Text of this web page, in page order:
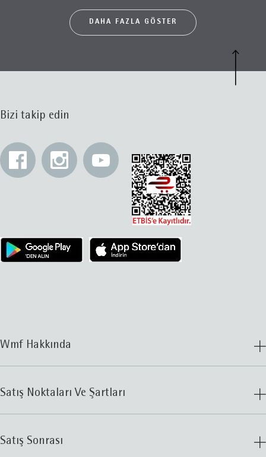
DAHA FAZLA GÖSTER
Bizi takip edin
Wmf Hakkında
Satış Noktaları Ve Şartları
Satış Sonrası